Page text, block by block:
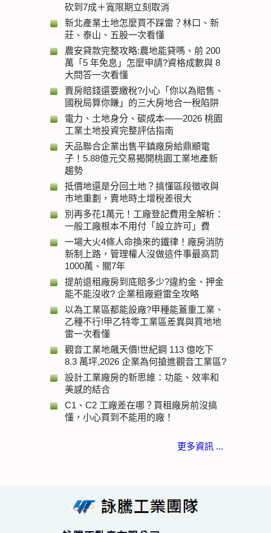
砍到7成＋寬限期立刻取消
新北產業土地怎麼買不踩雷？林口、新
莊、泰山、五股一次看懂
農安貸款完整攻略:農地能貸嗎、前 200
萬「5 年免息」怎麼申請?資格成數與 8
大問答一次看懂
賣房賠錢還要繳稅?小心「你以為賠售、
國稅局算你賺」的三大房地合一稅陷阱
電力、土地身分、碳成本——2026 桃園
工業土地投資完整評估指南
天品聯合企業出售平鎮廠房給鼎顓電
子！5.88億元交易揭開桃園工業地產新
趨勢
抵價地還是分回土地？搞懂區段徵收與
市地重劃，賣地時土增稅差很大
別再多花1萬元！工廠登記費用全解析：
一般工廠根本不用付「設立許可」費
一場大火4條人命換來的鐵律！廠房消防
新制上路，管理權人沒做這件事最高罰
1000萬、關7年
提前退租廠房到底賠多少?違約金、押金
能不能沒收? 企業租廠避雷全攻略
以為工業區都能設廠?甲種能蓋重工業、
乙種不行!甲乙特零工業區差異與買地地
雷一次看懂
觀音工業地飆天價!世紀鋼 113 億吃下
8.3 萬坪,2026 企業為何搶進觀音工業區?
設計工業廠房的新思維：功能、效率和
美感的結合
C1、C2 工廠差在哪？買租廠房前沒搞
懂，小心買到不能用的廠！
更多資訊 ...